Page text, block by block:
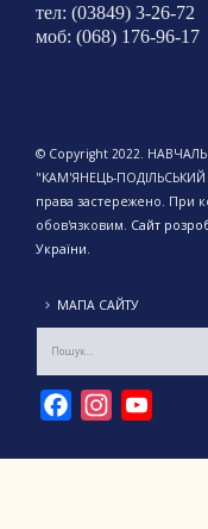
тел: (03849) 3-26-72
моб: (068) 176-96-17
© Copyright 2022.
"КАМ'ЯНЕЦЬ-ПОДІЛЬСЬКИЙ
права застережено. При
обов'язковим. Сайт
України.
МАПА САЙТУ
FacebookInstagram